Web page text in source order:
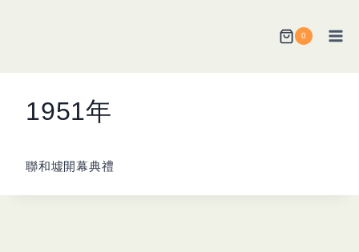
0
1951年
聯和墟開幕典禮